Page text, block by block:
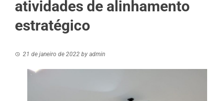
atividades de alinhamento
estratégico
21 de janeiro de 2022 by admin